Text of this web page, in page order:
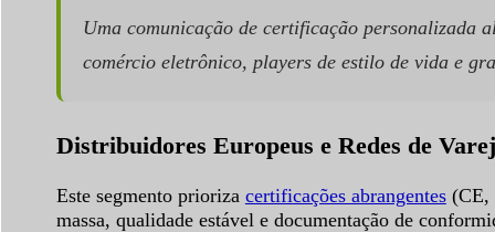
Uma comunicação de certificação personalizada
comércio eletrônico, players de estilo de vida e
Distribuidores Europeus e Redes de
Este segmento prioriza certificações abrangentes(CE,
massa, qualidade estável e documentação de